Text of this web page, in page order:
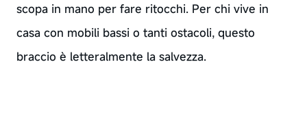
scopa in mano per fare ritocchi. Per chi vive in
casa con mobili bassi o tanti ostacoli, questo
braccio è letteralmente la salvezza.